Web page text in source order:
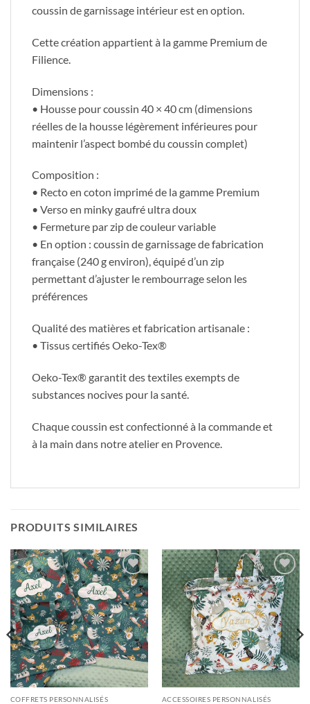
coussin de garnissage intérieur est en option.
Cette création appartient à la gamme Premium de
Filience.
Dimensions :
• Housse pour coussin 40 × 40 cm (dimensions
réelles de la housse légèrement inférieures pour
maintenir l’aspect bombé du coussin complet)
Composition :
• Recto en coton imprimé de la gamme Premium
• Verso en minky gaufré ultra doux
• Fermeture par zip de couleur variable
• En option : coussin de garnissage de fabrication
française (240 g environ), équipé d’un zip
permettant d’ajuster le rembourrage selon les
préférences
Qualité des matières et fabrication artisanale :
• Tissus certifiés Oeko-Tex®
Oeko-Tex® garantit des textiles exempts de
substances nocives pour la santé.
Chaque coussin est confectionné à la commande et
à la main dans notre atelier en Provence.
PRODUITS SIMILAIRES
Ajouter
à ma
liste
d'envies
COFFRETS PERSONNALISÉS
Ajouter
à ma
liste
d'envies
ACCESSOIRES PERSONNALISÉS